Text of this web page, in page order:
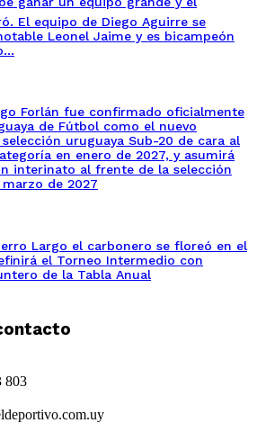
El equipo de Diego Aguirre se
Leonel Jaime y es bicampeón
Forlán fue confirmado oficialmente
de Fútbol como el nuevo
uruguaya Sub-20 de cara al
en enero de 2027, y asumirá
interinato al frente de la selección
de 2027
Largo el carbonero se floreó en el
el Torneo Intermedio con
de la Tabla Anual
803